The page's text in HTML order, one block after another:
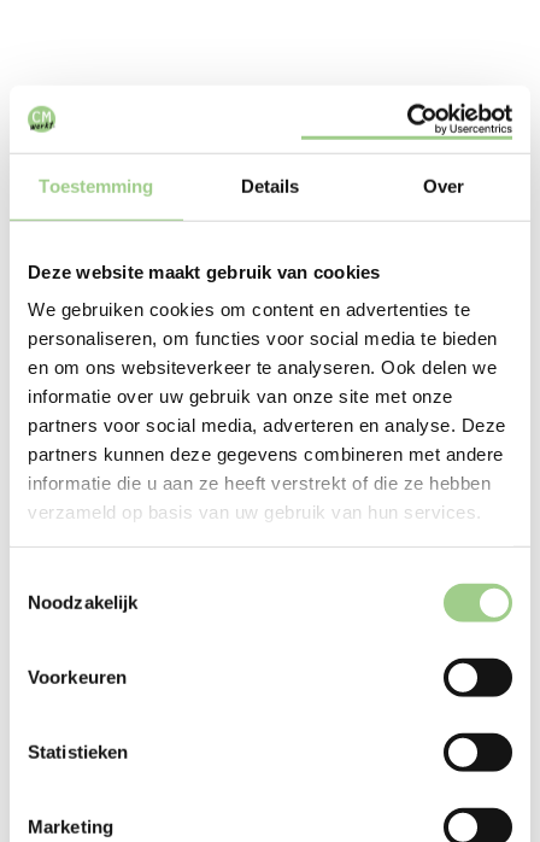
Toestemming Details Over
Deze website maakt gebruik van cookies
We gebruiken cookies om content en advertenties te
personaliseren, om functies voor social media te bieden
en om ons websiteverkeer te analyseren. Ook delen we
informatie over uw gebruik van onze site met onze
partners voor social media, adverteren en analyse. Deze
partners kunnen deze gegevens combineren met andere
informatie die u aan ze heeft verstrekt of die ze hebben
verzameld op basis van uw gebruik van hun services.
Noodzakelijk
Voorkeuren
Statistieken
Marketing
In deze branches zijn we
actief
Techniek
Logistiek